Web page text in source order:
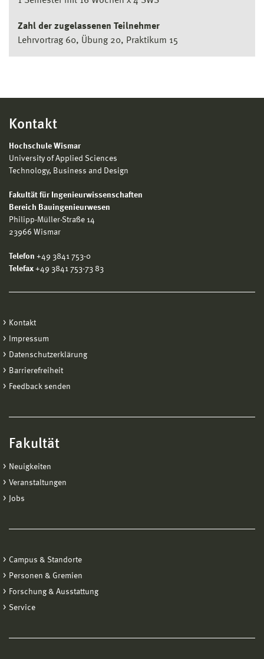
Zahl der zugelassenen Teilnehmer
Lehrvortrag 60, Übung 20, Praktikum 15
Kontakt
Hochschule Wismar
University of Applied Sciences
Technology, Business and Design
Fakultät für Ingenieurwissenschaften
Bereich Bauingenieurwesen
Philipp-Müller-Straße 14
23966 Wismar
Telefon +49 3841 753-0
Telefax +49 3841 753-73 83
Kontakt
Impressum
Datenschutzerklärung
Barrierefreiheit
Feedback senden
Fakultät
Neuigkeiten
Veranstaltungen
Jobs
Campus & Standorte
Personen & Gremien
Forschung & Ausstattung
Service